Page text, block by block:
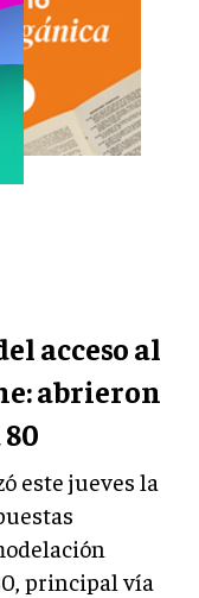
acceso al
abrieron
este jueves la
principal vía